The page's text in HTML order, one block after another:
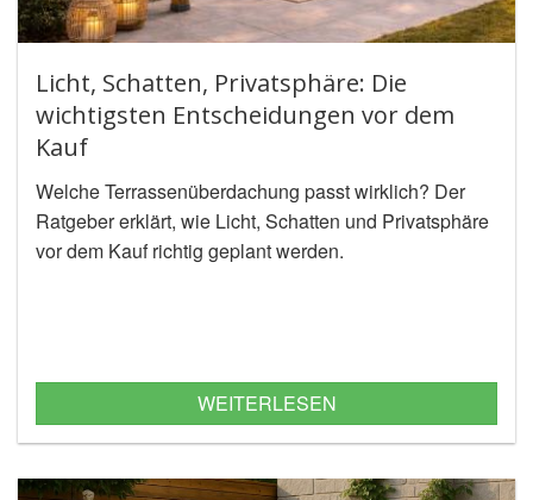
Licht, Schatten, Privatsphäre: Die
wichtigsten Entscheidungen vor dem
Kauf
Welche Terrassenüberdachung passt wirklich? Der
Ratgeber erklärt, wie Licht, Schatten und Privatsphäre
vor dem Kauf richtig geplant werden.
WEITERLESEN